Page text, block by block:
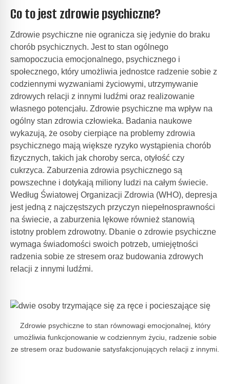
Co to jest zdrowie psychiczne?
Zdrowie psychiczne nie ogranicza się jedynie do braku
chorób psychicznych. Jest to stan ogólnego
samopoczucia emocjonalnego, psychicznego i
społecznego, który umożliwia jednostce radzenie sobie z
codziennymi wyzwaniami życiowymi, utrzymywanie
zdrowych relacji z innymi ludźmi oraz realizowanie
własnego potencjału. Zdrowie psychiczne ma wpływ na
ogólny stan zdrowia człowieka. Badania naukowe
wykazują, że osoby cierpiące na problemy zdrowia
psychicznego mają większe ryzyko wystąpienia chorób
fizycznych, takich jak choroby serca, otyłość czy
cukrzyca. Zaburzenia zdrowia psychicznego są
powszechne i dotykają miliony ludzi na całym świecie.
Według Światowej Organizacji Zdrowia (WHO), depresja
jest jedną z najczęstszych przyczyn niepełnosprawności
na świecie, a zaburzenia lękowe również stanowią
istotny problem zdrowotny. Dbanie o zdrowie psychiczne
wymaga świadomości swoich potrzeb, umiejętności
radzenia sobie ze stresem oraz budowania zdrowych
relacji z innymi ludźmi.
Zdrowie psychiczne to stan równowagi emocjonalnej, który
umożliwia funkcjonowanie w codziennym życiu, radzenie sobie
ze stresem oraz budowanie satysfakcjonujących relacji z innymi.